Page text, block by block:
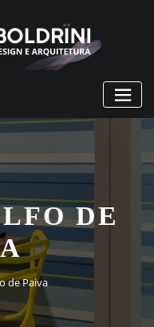
DE
de Paiva